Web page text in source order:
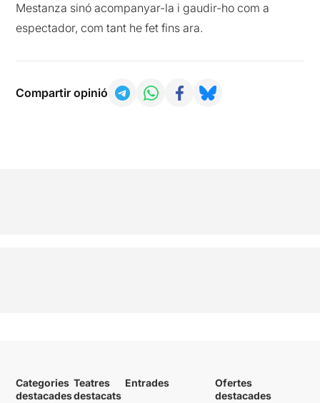
Mestanza sinó acompanyar-la i gaudir-ho com a
espectador, com tant he fet fins ara.
Compartir opinió
Categories
destacades
Teatres
destacats
Entrades
Ofertes
destacades